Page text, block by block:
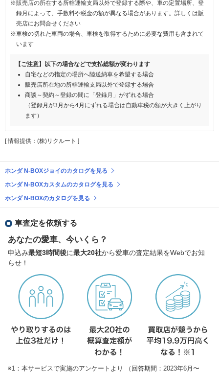
※販売店の所在する所轄運輸支局以外で登録する際や、車の定置場所、登
録月によって、手数料や税金の額が異なる場合があります。詳しくは販
売店にお問合せください
※車検の切れた車両の場合、車検を取得するために必要な費用も含まれて
います
【ご注意】以下の場合などで支払総額が変わります
自宅などの指定の場所へ陸送納車を希望する場合
販売店所在地の所轄運輸支局以外で登録する場合
商談～契約～登録の間に「登録月」がずれる場合
（登録月が3月から4月にずれる場合は自動車税の額が大きく上がり
ます）
[ 情報提供：(株)リクルート ]
ホンダ N-BOXジョイのカタログを見る
ホンダ N-BOXカスタムのカタログを見る
ホンダ N-BOXのカタログを見る
車査定を依頼する
あなたの愛車、今いくら？
申込み最短3時間後に最大20社から愛車の査定結果をWebでお知
らせ！
※1：本サービスで実施のアンケートより （回答期間：2023年6月〜